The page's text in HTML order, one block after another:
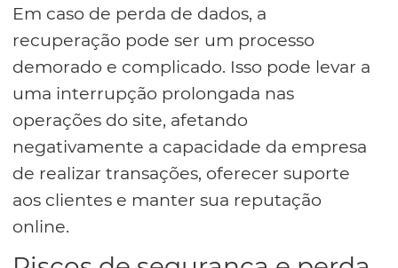
Em caso de perda de dados, a
recuperação pode ser um processo
demorado e complicado. Isso pode levar a
uma interrupção prolongada nas
operações do site, afetando
negativamente a capacidade da empresa
de realizar transações, oferecer suporte
aos clientes e manter sua reputação
online.